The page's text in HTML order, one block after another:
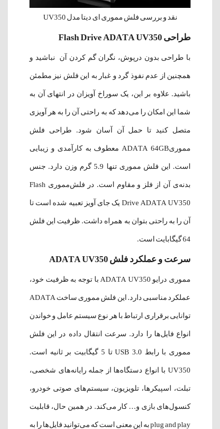
نقد و بررسی فلش مموری ای دیتا مدل UV350
طراحی Flash Drive ADATA UV350
با طراحی بدون درپوش، نگران گم کردن آن نباشید و
همچنین از عدم نفوذ گرد و غبار به این فلش نیز مطمئن
باشید. علاوه بر این، یک سوراخ آویزان در انتهای آن به
شما این امکان را می‌دهد که به راحتی آن را به هر آویزی
متصل کنید تا حمل آن آسان شود. طراحی فلش
مموریADATA 64GB معطوف به کارآمدی و زیبایی
است. این فلش مموری تنها 5.9 گرم وزن دارد. جنس
بدنه‌ی آن از فلز و مقاوم است. در فلش‌مموری Flash
Drive ADATA UV350 یک جای آویز تعبیه شده است تا
آن را به راحتی بتوان به همراه داشت. ظرفیت این فلش
64 گیگابایت است.
سرعت و عملکرد فلش ADATA UV350
مموری درایو ADATA UV350 با توجه به ظرفیت خود،
عملکرد مناسبی دارد. این فلش مموری ساخت ADATA
توانایی برقراری ارتباط با هر نوع سیستم عامل و خواندن
انواع فایل‌ها را دارد. سرعت انتقال داده‌ در این فلش
مموری با رابط USB 3.0 تا 5 گیگابیت بر ثانیه است.
UV350 با انواع دستگاه‌ها از جمله رایانه‌های شخصی،
تبلت، اسپیکرها، تلویزیون، سیستم‌های صوتی خودرو،
کنسول‌های بازی و… کار می‌کند. در همین حال، قابلیت
plug and play به این معنی است که می‌توانید فایل‌ها را به